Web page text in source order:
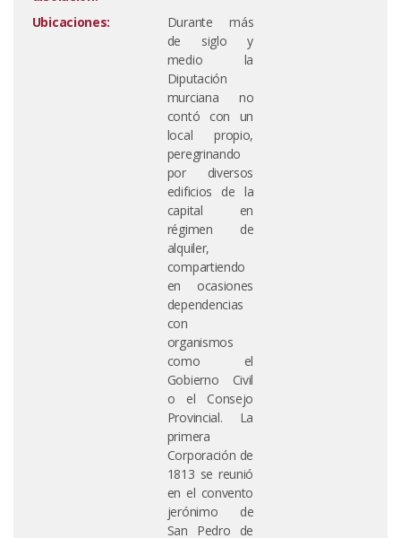
Ubicaciones:
Durante más
de siglo y
medio la
Diputación
murciana no
contó con un
local propio,
peregrinando
por diversos
edificios de la
capital en
régimen de
alquiler,
compartiendo
en ocasiones
dependencias
con
organismos
como el
Gobierno Civil
o el Consejo
Provincial. La
primera
Corporación de
1813 se reunió
en el convento
jerónimo de
San Pedro de